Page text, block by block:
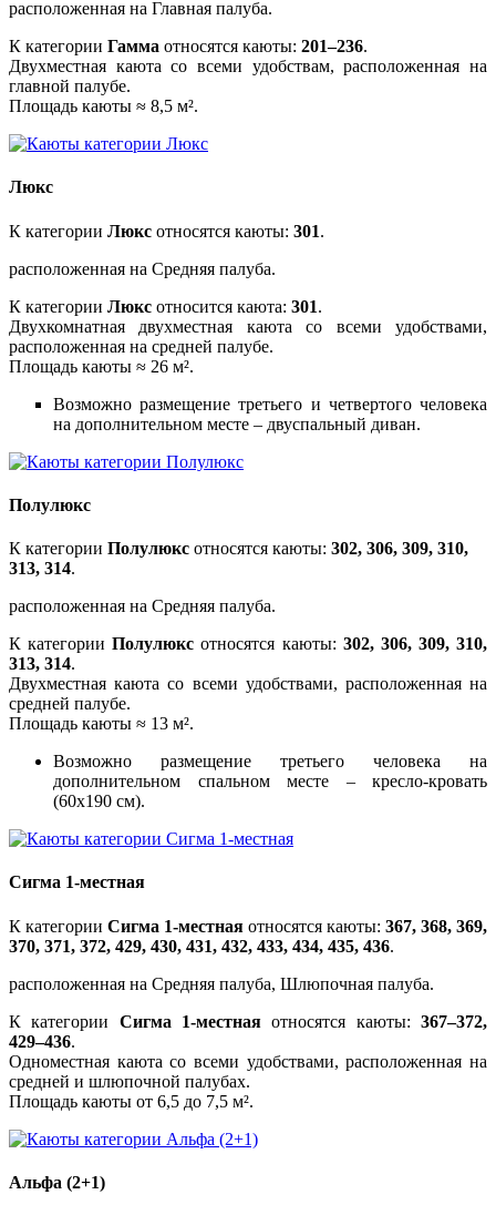
расположенная на Главная палуба.
К категории Гамма относятся каюты: 201–236.
Двухместная каюта со всеми удобствам, расположенная на
главной палубе.
Площадь каюты ≈ 8,5 м².
Люкс
К категории Люкс относятся каюты: 301.
расположенная на Средняя палуба.
К категории Люкс относится каюта: 301.
Двухкомнатная двухместная каюта со всеми удобствами,
расположенная на средней палубе.
Площадь каюты ≈ 26 м².
Возможно размещение третьего и четвертого человека
на дополнительном месте – двуспальный диван.
Полулюкс
К категории Полулюкс относятся каюты: 302, 306, 309, 310,
313, 314.
расположенная на Средняя палуба.
К категории Полулюксотносятся каюты: 302, 306, 309, 310,
313, 314.
Двухместная каюта со всеми удобствами, расположенная на
средней палубе.
Площадь каюты ≈ 13 м².
Возможно размещение третьего человека на
дополнительном спальном месте – кресло-кровать
(60х190 см).
Сигма 1-местная
К категории Сигма 1-местная относятся каюты: 367, 368, 369,
370, 371, 372, 429, 430, 431, 432, 433, 434, 435, 436.
расположенная на Средняя палуба, Шлюпочная палуба.
К категории Сигма 1-местная относятся каюты:367–372,
429–436.
Одноместная каюта со всеми удобствами, расположенная на
средней и шлюпочной палубах.
Площадь каюты от 6,5 до 7,5 м².
Альфа (2+1)